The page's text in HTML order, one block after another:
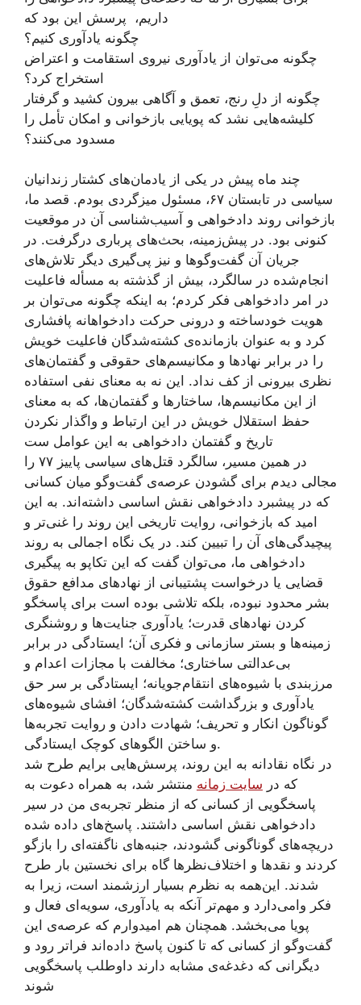
داریم، پرسش‌ این بود که
چگونه یادآوری کنیم؟
چگونه می‌توان از یادآوری نیروی استقامت و اعتراض
استخراج کرد؟
چگونه از دلِ رنج، تعمق و آگاهی بیرون کشید و گرفتار
کلیشه‌هایی نشد که پویایی بازخوانی و امکان تأمل را
مسدود می‌کنند‌‌‌‌‌‌‌‌‌‌‌‌؟
چند ماه پیش در یکی از یادمان‌های کشتار زندانیان
سیاسی در تابستان ۶۷، مسئول میزگردی بودم. قصد ما،
بازخوانی روند دادخواهی و آسیب‌شناسی آن در موقعیت
کنونی بود. در پیش‌زمینه، بحث‌های پرباری درگرفت. در
جریان آن گفت‌وگوها و نیز پی‌گیری دیگر تلاش‌های
انجام‌شده در سالگرد، بیش از گذشته به مسأله فاعلیت
در امر دادخواهی فکر کردم؛ به اینکه چگونه می‌توان بر
هویت خودساخته‌ و درونی حرکت دادخواهانه پافشاری
کرد و به عنوان بازمانده‌ی کشته‌شدگان فاعلیت خویش
را در برابر نهادها و مکانیسم‌های حقوقی و گفتمان‌های
نظری بیرونی از کف نداد. این نه به معنای نفی استفاده
از این مکانیسم‌ها، ساختارها و گفتمان‌ها، که به معنای
حفظ استقلال خویش در این ارتباط و واگذار نکردن
تاریخ و گفتمان دادخواهی به این عوامل ست
در همین مسیر، سالگرد قتل‌های سیاسی پاییز ۷۷ را
مجالی دیدم برای گشودن عرصه‌ی گفت‌وگو میان کسانی
که در پیشبرد دادخواهی نقش اساسی داشته‌اند. به این
امید که بازخوانی، روایت تاریخی این روند را غنی‌تر و
پیچیدگی‌های آن را تبیین کند. در یک نگاه اجمالی به روند
دادخواهی ما، می‌توان گفت که این تکاپو به پیگیری
قضایی یا درخواست پشتیبانی از نهادهای مدافع حقوق
بشر محدود نبوده، بلکه تلاشی بوده است برای پاسخگو
کردن نهادهای قدرت؛ یادآوری جنایت‌ها و روشنگری
زمینه‌ها و بستر سازمانی و فکری آن؛ ایستادگی در برابر
بی‌عدالتی ساختاری؛ مخالفت با مجازات اعدام و
مرزبندی با شیوه‌های انتقام‌جویانه؛ ایستادگی بر سر حق
یادآوری و بزرگداشت کشته‌شدگان؛ افشای شیوه‌های
گوناگون انکار و تحریف؛ شهادت دادن و روایت تجربه‌ها
و ساختن الگوهای کوچک ایستادگی.
در نگاه نقادانه به این روند، پرسش‌هایی برایم طرح شد
که در سایت زمانه منتشر شد، به همراه دعوت به
پاسخگویی از کسانی که از منظر تجربه‌ی من در سیر
دادخواهی نقش اساسی داشتند. پاسخ‌های داده شده
دریچه‌های گوناگونی گشودند، جنبه‌های ناگفته‌ای را بازگو
کردند و نقدها و اختلاف‌نظرها گاه برای نخستین بار طرح
شدند. این‌همه به نظرم بسیار ارزشمند است، زیرا به
فکر وامی‌دارد و مهم‌تر آنکه به یادآوری، سویه‌ای فعال و
پویا می‌بخشد. همچنان هم امیدوارم که عرصه‌ی این
گفت‌وگو از کسانی که تا کنون پاسخ داده‌اند فراتر رود و
دیگرانی که دغدغه‌ی مشابه دارند داوطلب پاسخگویی
شوند